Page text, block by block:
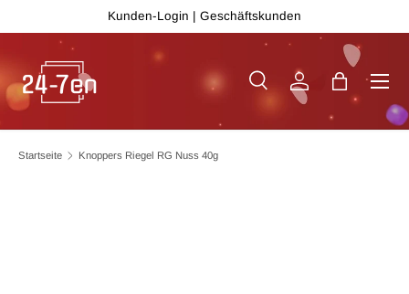
Direkt zum Inhalt
Kunden-Login | Geschäftskunden
Suchen
Art
SucheEinloggen
Startseite Knoppers Riegel RG Nuss 40g